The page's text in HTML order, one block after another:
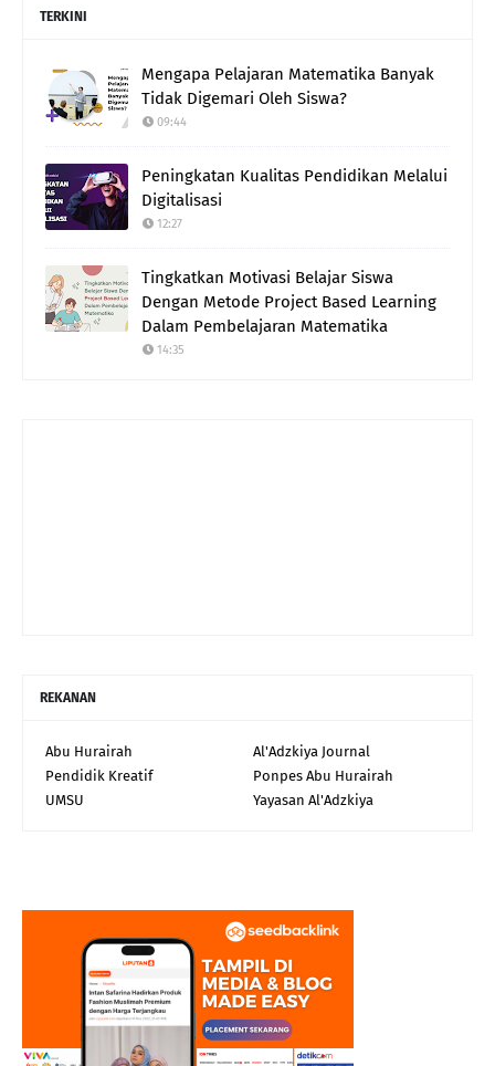
TERKINI
Mengapa Pelajaran Matematika Banyak
Tidak Digemari Oleh Siswa?
09:44
Peningkatan Kualitas Pendidikan Melalui
Digitalisasi
12:27
Tingkatkan Motivasi Belajar Siswa
Dengan Metode Project Based Learning
Dalam Pembelajaran Matematika
14:35
REKANAN
Abu Hurairah
Al'Adzkiya Journal
Pendidik Kreatif
Ponpes Abu Hurairah
UMSU
Yayasan Al'Adzkiya